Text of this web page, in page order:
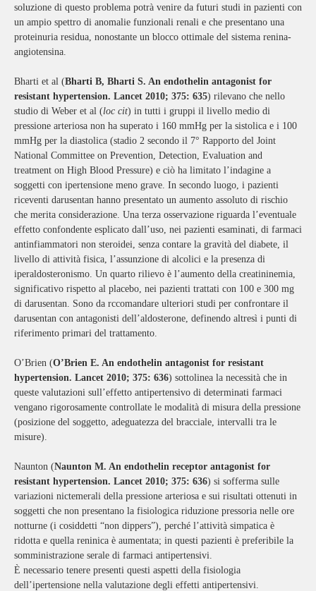
soluzione di questo problema potrà venire da futuri studi in pazienti con
un ampio spettro di anomalie funzionali renali e che presentano una
proteinuria residua, nonostante un blocco ottimale del sistema renina-
angiotensina.
Bharti et al (Bharti B, Bharti S. An endothelin antagonist for
resistant hypertension. Lancet 2010; 375: 635) rilevano che nello
studio di Weber et al (loc cit) in tutti i gruppi il livello medio di
pressione arteriosa non ha superato i 160 mmHg per la sistolica e i 100
mmHg per la diastolica (stadio 2 secondo il 7° Rapporto del Joint
National Committee on Prevention, Detection, Evaluation and
treatment on High Blood Pressure) e ciò ha limitato l’indagine a
soggetti con ipertensione meno grave. In secondo luogo, i pazienti
riceventi darusentan hanno presentato un aumento assoluto di rischio
che merita considerazione. Una terza osservazione riguarda l’eventuale
effetto confondente esplicato dall’uso, nei pazienti esaminati, di farmaci
antinfiammatori non steroidei, senza contare la gravità del diabete, il
livello di attività fisica, l’assunzione di alcolici e la presenza di
iperaldosteronismo. Un quarto rilievo è l’aumento della creatininemia,
significativo rispetto al placebo, nei pazienti trattati con 100 e 300 mg
di darusentan. Sono da rccomandare ulteriori studi per confrontare il
darusentan con antagonisti dell’aldosterone, definendo altresì i punti di
riferimento primari del trattamento.
O’Brien (O’Brien E. An endothelin antagonist for resistant
hypertension. Lancet 2010; 375: 636) sottolinea la necessità che in
queste valutazioni sull’effetto antipertensivo di determinati farmaci
vengano rigorosamente controllate le modalità di misura della pressione
(posizione del soggetto, adeguatezza del bracciale, intervalli tra le
misure).
Naunton (Naunton M. An endothelin receptor antagonist for
resistant hypertension. Lancet 2010; 375: 636) si sofferma sulle
variazioni nictemerali della pressione arteriosa e sui risultati ottenuti in
soggetti che non presentano la fisiologica riduzione pressoria nelle ore
notturne (i cosiddetti “non dippers”), perché l’attività simpatica è
ridotta e quella reninica è aumentata; in questi pazienti è preferibile la
somministrazione serale di farmaci antipertensivi.
È necessario tenere presenti questi aspetti della fisiologia
dell’ipertensione nella valutazione degli effetti antipertensivi.